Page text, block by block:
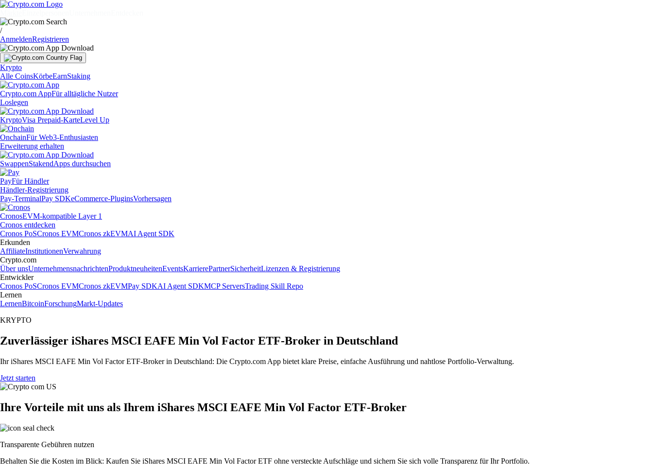
/
AnmeldenRegistrieren
Krypto
Alle CoinsKörbeEarnStaking
Crypto.com AppFür alltägliche Nutzer
Loslegen
KryptoVisa Prepaid-KarteLevel Up
OnchainFür Web3-Enthusiasten
Erweiterung erhalten
SwappenStakendApps durchsuchen
PayFür Händler
Händler-Registrierung
Pay-TerminalPay SDKeCommerce-PluginsVorhersagen
CronosEVM-kompatible Layer 1
Cronos entdecken
Cronos PoSCronos EVMCronos zkEVMAI Agent SDK
Erkunden
AffiliateInstitutionenVerwahrung
Crypto.com
Über unsUnternehmensnachrichtenProduktneuheitenEventsKarrierePartnerSicherheitLizenzen & Registrierung
Entwickler
Cronos PoSCronos EVMCronos zkEVMPay SDKAI Agent SDKMCP ServersTrading Skill Repo
Lernen
LernenBitcoinForschungMarkt-Updates
KRYPTO
Zuverlässiger iShares MSCI EAFE Min Vol Factor ETF-Broker in Deutschland
Ihr iShares MSCI EAFE Min Vol Factor ETF-Broker in Deutschland: Die Crypto.com App bietet klare Preise, einfache Ausführung und nahtlose Portfolio-Verwaltung.
Jetzt starten
Ihre Vorteile mit uns als Ihrem iShares MSCI EAFE Min Vol Factor ETF-Broker
Transparente Gebühren nutzen
Behalten Sie die Kosten im Blick: Kaufen Sie iShares MSCI EAFE Min Vol Factor ETF ohne versteckte Aufschläge und sichern Sie sich volle Transparenz für Ihr Portfolio.